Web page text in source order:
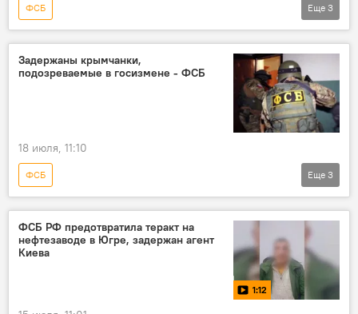
ФСБ
Защита Донбасса. Спецоперация РФ на Украине
Еще 3
Задержаны крымчанки,
подозреваемые в госизмене - ФСБ
18 июля, 11:10
ФСБ
Защита Донбасса. Спецоперация РФ на Украине
Россия
Еще 3
ФСБ РФ предотвратила теракт на
нефтезаводе в Югре, задержан агент
Киева
1:12